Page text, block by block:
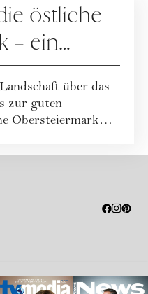
östliche
– ein
heaven“?
über das
zur guten
Obersteiermark